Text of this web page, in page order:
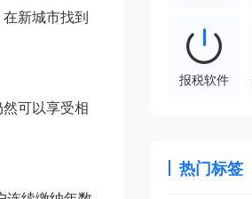
新城市找到
可以享受相
报税软件
热门标签